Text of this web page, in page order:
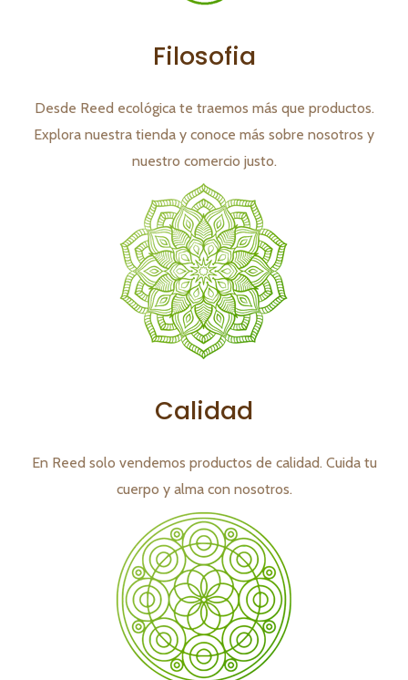
Filosofia
Desde Reed ecológica te traemos más que productos.
Explora nuestra tienda y conoce más sobre nosotros y
nuestro comercio justo.
Calidad
En Reed solo vendemos productos de calidad. Cuida tu
cuerpo y alma con nosotros.